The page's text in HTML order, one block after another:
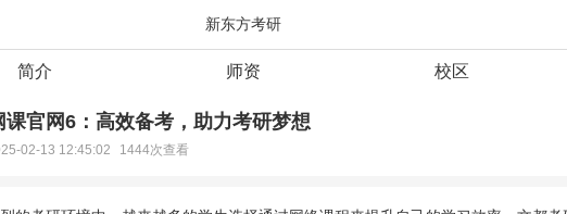
新东方考研
简介 师资 校区
课官网6：高效备考，助力考研梦想
02-13 12:45:02 1444次查看